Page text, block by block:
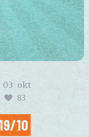
03 okt
83
10